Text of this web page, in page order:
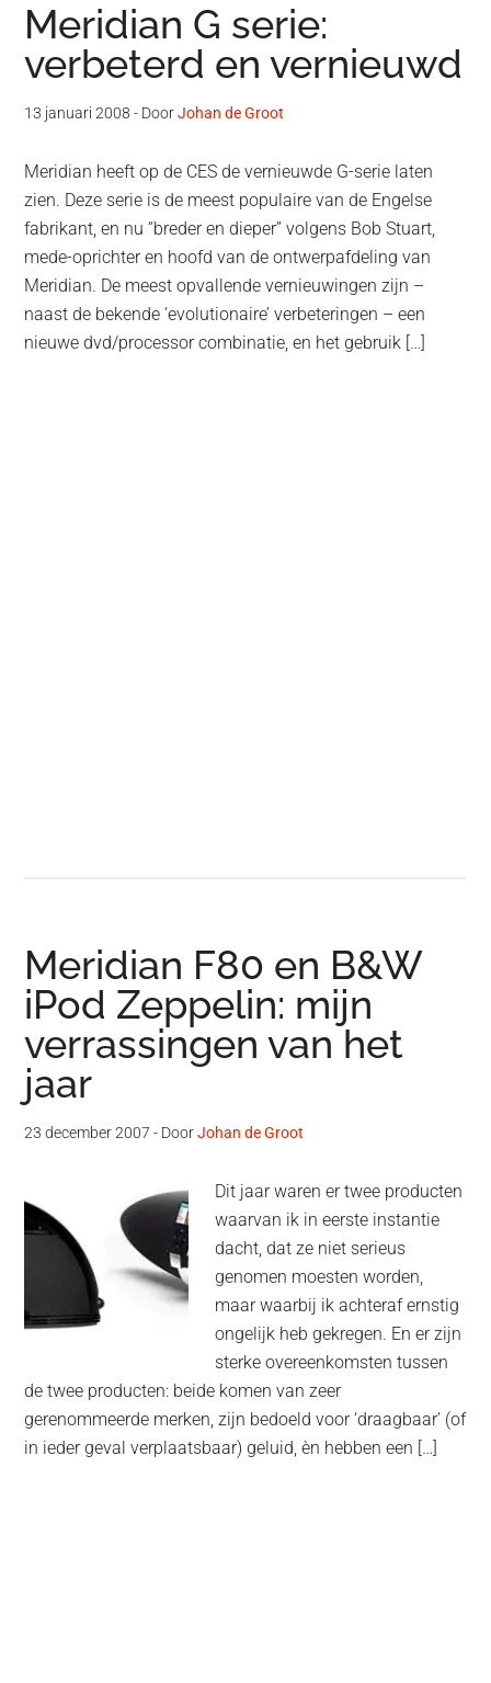
Meridian G serie:
verbeterd en vernieuwd
13 januari 2008 - DoorJohan de Groot
Meridian heeft op de CES de vernieuwde G-serie laten
zien. Deze serie is de meest populaire van de Engelse
fabrikant, en nu “breder en dieper” volgens Bob Stuart,
mede-oprichter en hoofd van de ontwerpafdeling van
Meridian. De meest opvallende vernieuwingen zijn –
naast de bekende ‘evolutionaire’ verbeteringen – een
nieuwe dvd/processor combinatie, en het gebruik […]
Meridian F80 en B&W
iPod Zeppelin: mijn
verrassingen van het
jaar
23 december 2007 - DoorJohan de Groot
Dit jaar waren er twee producten
waarvan ik in eerste instantie
dacht, dat ze niet serieus
genomen moesten worden,
maar waarbij ik achteraf ernstig
ongelijk heb gekregen. En er zijn
sterke overeenkomsten tussen
de twee producten: beide komen van zeer
gerenommeerde merken, zijn bedoeld voor ‘draagbaar’ (of
in ieder geval verplaatsbaar) geluid, èn hebben een […]